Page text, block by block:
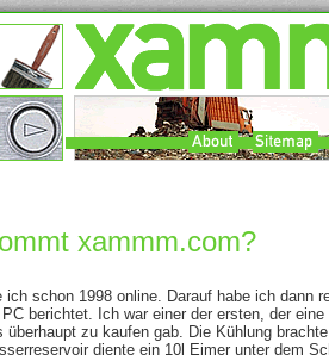
xammm.com?
schon 1998 online. Darauf habe ich dann
berichtet. Ich war einer der ersten, der
überhaupt zu kaufen gab. Die Kühlung
diente ein 10l Eimer unter dem